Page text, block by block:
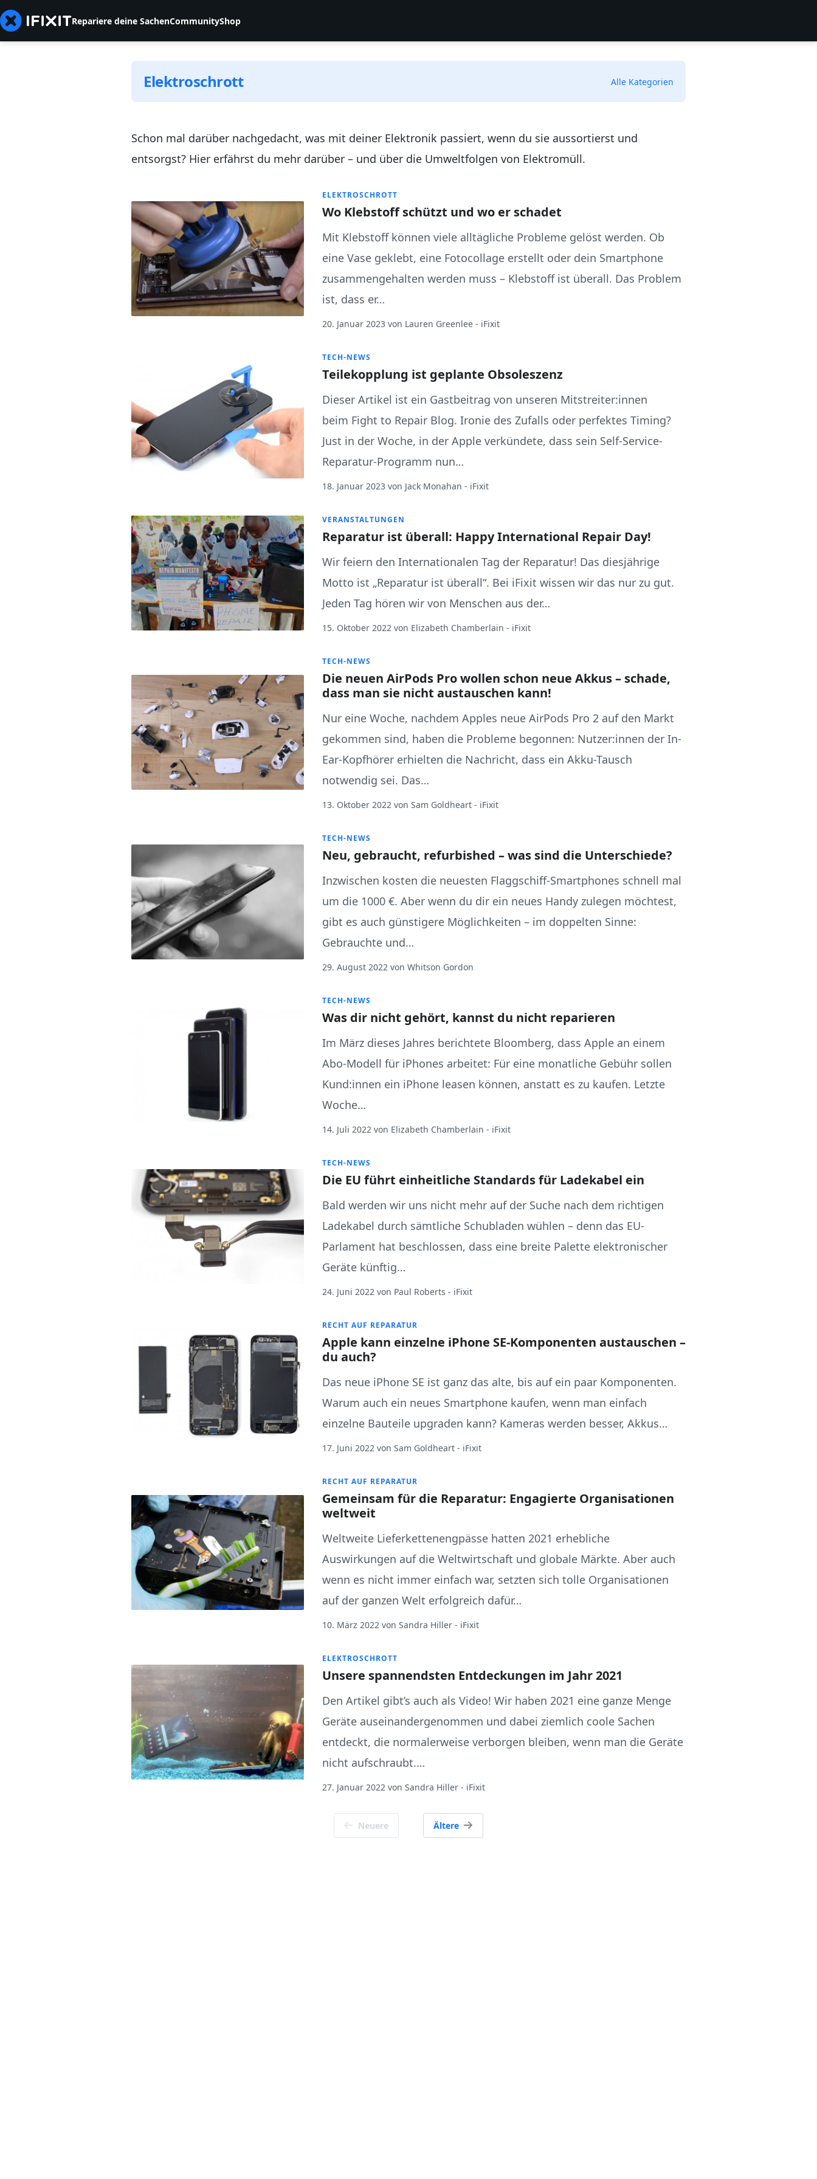
Repariere deine SachenCommunityShop
Elektroschrott Alle Kategorien
Schon mal darüber nachgedacht, was mit deiner Elektronik passiert, wenn du sie aussortierst und
entsorgst? Hier erfährst du mehr darüber – und über die Umweltfolgen von Elektromüll.
ELEKTROSCHROTT
Wo Klebstoff schützt und wo er schadet
Mit Klebstoff können viele alltägliche Probleme gelöst werden. Ob
eine Vase geklebt, eine Fotocollage erstellt oder dein Smartphone
zusammengehalten werden muss – Klebstoff ist überall. Das Problem
ist, dass er…
20. Januar 2023 von Lauren Greenlee- iFixit
TECH-NEWS
Teilekopplung ist geplante Obsoleszenz
Dieser Artikel ist ein Gastbeitrag von unseren Mitstreiter:innen
beim Fight to Repair Blog. Ironie des Zufalls oder perfektes Timing?
Just in der Woche, in der Apple verkündete, dass sein Self-Service-
Reparatur-Programm nun…
18. Januar 2023 von Jack Monahan - iFixit
VERANSTALTUNGEN
Reparatur ist überall: Happy International Repair Day!
Wir feiern den Internationalen Tag der Reparatur! Das diesjährige
Motto ist „Reparatur ist überall“. Bei iFixit wissen wir das nur zu gut.
Jeden Tag hören wir von Menschen aus der…
15. Oktober 2022 von Elizabeth Chamberlain - iFixit
TECH-NEWS
Die neuen AirPods Pro wollen schon neue Akkus – schade,
dass man sie nicht austauschen kann!
Nur eine Woche, nachdem Apples neue AirPods Pro 2 auf den Markt
gekommen sind, haben die Probleme begonnen: Nutzer:innen der In-
Ear-Kopfhörer erhielten die Nachricht, dass ein Akku-Tausch
notwendig sei. Das…
13. Oktober 2022 von Sam Goldheart- iFixit
TECH-NEWS
Neu, gebraucht, refurbished – was sind die Unterschiede?
Inzwischen kosten die neuesten Flaggschiff-Smartphones schnell mal
um die 1000 €. Aber wenn du dir ein neues Handy zulegen möchtest,
gibt es auch günstigere Möglichkeiten – im doppelten Sinne:
Gebrauchte und…
29. August 2022 von Whitson Gordon
TECH-NEWS
Was dir nicht gehört, kannst du nicht reparieren
Im März dieses Jahres berichtete Bloomberg, dass Apple an einem
Abo-Modell für iPhones arbeitet: Für eine monatliche Gebühr sollen
Kund:innen ein iPhone leasen können, anstatt es zu kaufen. Letzte
Woche…
14. Juli 2022 von Elizabeth Chamberlain - iFixit
TECH-NEWS
Die EU führt einheitliche Standards für Ladekabel ein
Bald werden wir uns nicht mehr auf der Suche nach dem richtigen
Ladekabel durch sämtliche Schubladen wühlen – denn das EU-
Parlament hat beschlossen, dass eine breite Palette elektronischer
Geräte künftig…
24. Juni 2022 von Paul Roberts - iFixit
RECHT AUF REPARATUR
Apple kann einzelne iPhone SE-Komponenten austauschen –
du auch?
Das neue iPhone SE ist ganz das alte, bis auf ein paar Komponenten.
Warum auch ein neues Smartphone kaufen, wenn man einfach
einzelne Bauteile upgraden kann? Kameras werden besser, Akkus…
17. Juni 2022 von Sam Goldheart- iFixit
RECHT AUF REPARATUR
Gemeinsam für die Reparatur: Engagierte Organisationen
weltweit
Weltweite Lieferkettenengpässe hatten 2021 erhebliche
Auswirkungen auf die Weltwirtschaft und globale Märkte. Aber auch
wenn es nicht immer einfach war, setzten sich tolle Organisationen
auf der ganzen Welt erfolgreich dafür…
10. März 2022 von Sandra Hiller- iFixit
ELEKTROSCHROTT
Unsere spannendsten Entdeckungen im Jahr 2021
Den Artikel gibt’s auch als Video! Wir haben 2021 eine ganze Menge
Geräte auseinandergenommen und dabei ziemlich coole Sachen
entdeckt, die normalerweise verborgen bleiben, wenn man die Geräte
nicht aufschraubt.…
27. Januar 2022 von Sandra Hiller- iFixit
Ältere
Neuere